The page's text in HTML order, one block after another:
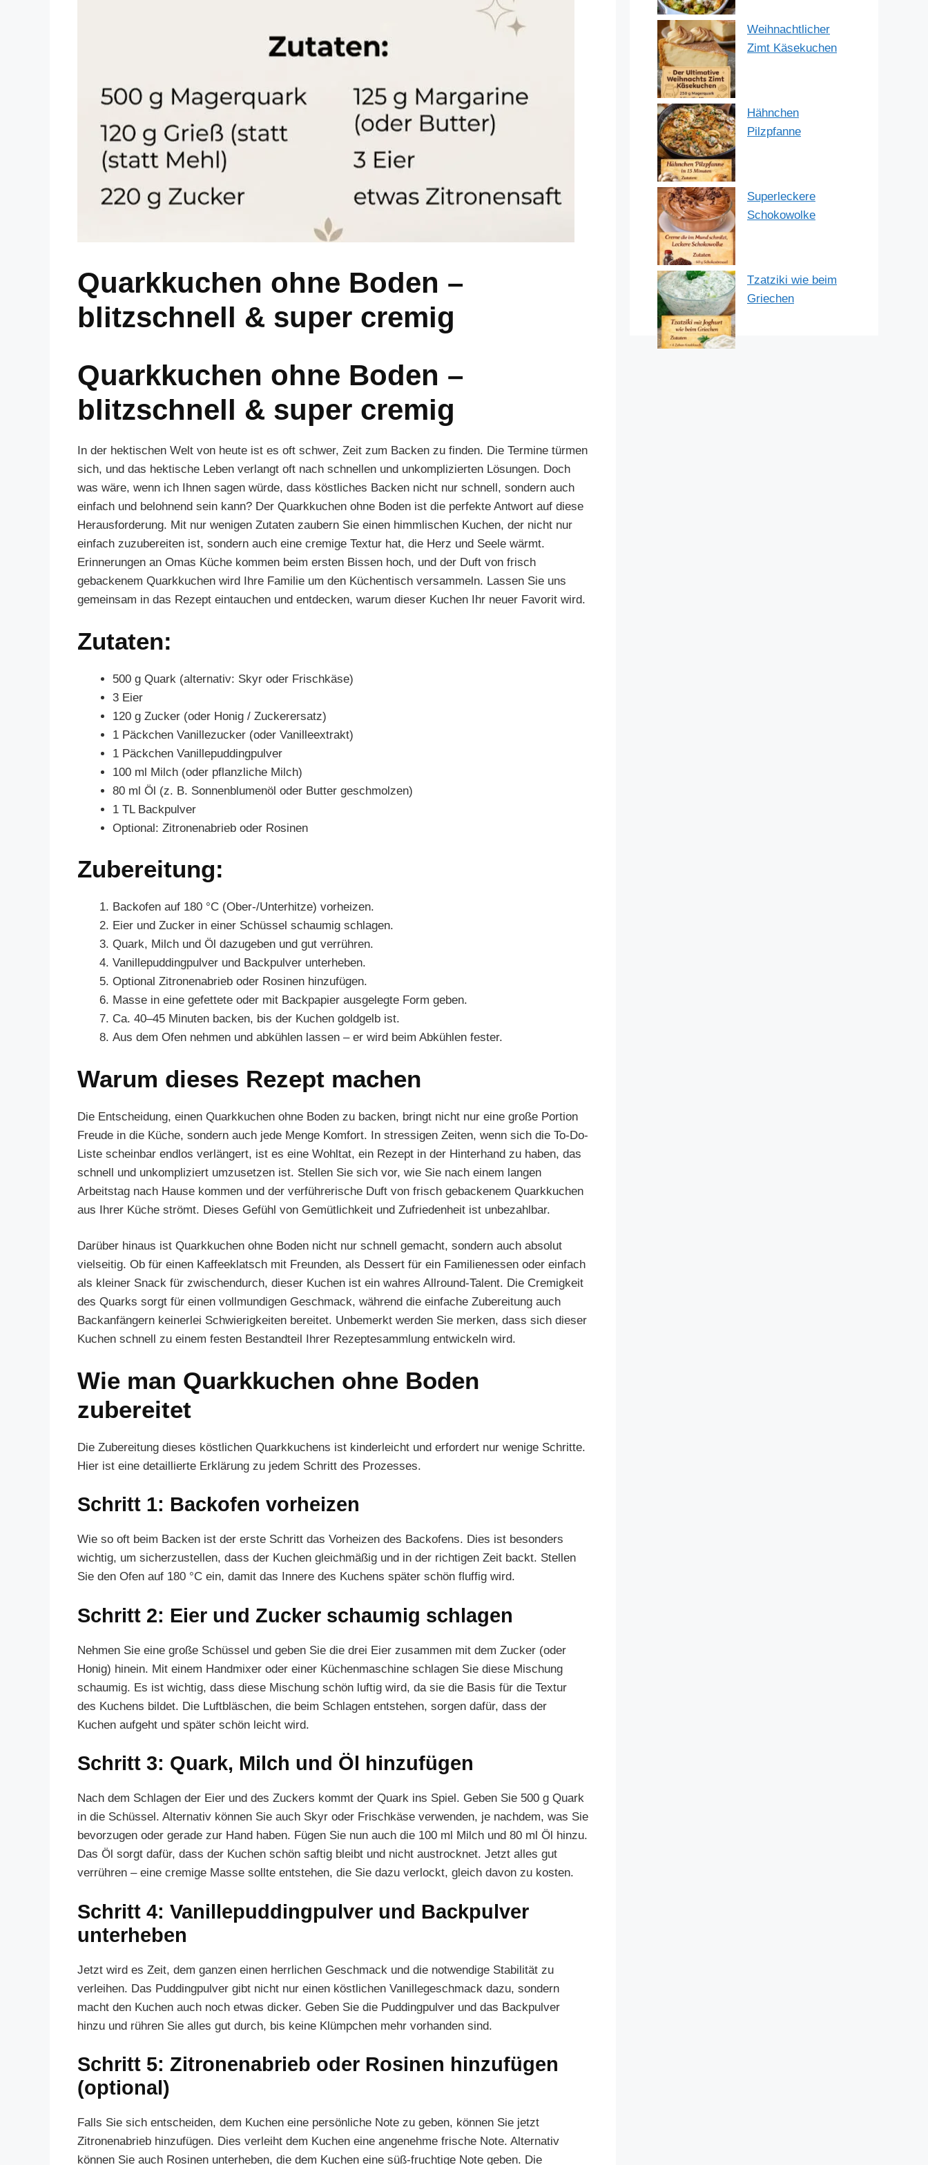
Quarkkuchen ohne Boden –
blitzschnell & super cremig
Quarkkuchen ohne Boden –
blitzschnell & super cremig
In der hektischen Welt von heute ist es oft schwer, Zeit zum Backen zu finden. Die Termine türmen
sich, und das hektische Leben verlangt oft nach schnellen und unkomplizierten Lösungen. Doch
was wäre, wenn ich Ihnen sagen würde, dass köstliches Backen nicht nur schnell, sondern auch
einfach und belohnend sein kann? Der Quarkkuchen ohne Boden ist die perfekte Antwort auf diese
Herausforderung. Mit nur wenigen Zutaten zaubern Sie einen himmlischen Kuchen, der nicht nur
einfach zuzubereiten ist, sondern auch eine cremige Textur hat, die Herz und Seele wärmt.
Erinnerungen an Omas Küche kommen beim ersten Bissen hoch, und der Duft von frisch
gebackenem Quarkkuchen wird Ihre Familie um den Küchentisch versammeln. Lassen Sie uns
gemeinsam in das Rezept eintauchen und entdecken, warum dieser Kuchen Ihr neuer Favorit wird.
Zutaten:
500 g Quark (alternativ: Skyr oder Frischkäse)
3 Eier
120 g Zucker (oder Honig / Zuckerersatz)
1 Päckchen Vanillezucker (oder Vanilleextrakt)
1 Päckchen Vanillepuddingpulver
100 ml Milch (oder pflanzliche Milch)
80 ml Öl (z. B. Sonnenblumenöl oder Butter geschmolzen)
1 TL Backpulver
Optional: Zitronenabrieb oder Rosinen
Zubereitung:
Backofen auf 180 °C (Ober-/Unterhitze) vorheizen.
Eier und Zucker in einer Schüssel schaumig schlagen.
Quark, Milch und Öl dazugeben und gut verrühren.
Vanillepuddingpulver und Backpulver unterheben.
Optional Zitronenabrieb oder Rosinen hinzufügen.
Masse in eine gefettete oder mit Backpapier ausgelegte Form geben.
Ca. 40–45 Minuten backen, bis der Kuchen goldgelb ist.
Aus dem Ofen nehmen und abkühlen lassen – er wird beim Abkühlen fester.
Warum dieses Rezept machen
Die Entscheidung, einen Quarkkuchen ohne Boden zu backen, bringt nicht nur eine große Portion
Freude in die Küche, sondern auch jede Menge Komfort. In stressigen Zeiten, wenn sich die To-Do-
Liste scheinbar endlos verlängert, ist es eine Wohltat, ein Rezept in der Hinterhand zu haben, das
schnell und unkompliziert umzusetzen ist. Stellen Sie sich vor, wie Sie nach einem langen
Arbeitstag nach Hause kommen und der verführerische Duft von frisch gebackenem Quarkkuchen
aus Ihrer Küche strömt. Dieses Gefühl von Gemütlichkeit und Zufriedenheit ist unbezahlbar.
Darüber hinaus ist Quarkkuchen ohne Boden nicht nur schnell gemacht, sondern auch absolut
vielseitig. Ob für einen Kaffeeklatsch mit Freunden, als Dessert für ein Familienessen oder einfach
als kleiner Snack für zwischendurch, dieser Kuchen ist ein wahres Allround-Talent. Die Cremigkeit
des Quarks sorgt für einen vollmundigen Geschmack, während die einfache Zubereitung auch
Backanfängern keinerlei Schwierigkeiten bereitet. Unbemerkt werden Sie merken, dass sich dieser
Kuchen schnell zu einem festen Bestandteil Ihrer Rezeptesammlung entwickeln wird.
Wie man Quarkkuchen ohne Boden
zubereitet
Die Zubereitung dieses köstlichen Quarkkuchens ist kinderleicht und erfordert nur wenige Schritte.
Hier ist eine detaillierte Erklärung zu jedem Schritt des Prozesses.
Schritt 1: Backofen vorheizen
Wie so oft beim Backen ist der erste Schritt das Vorheizen des Backofens. Dies ist besonders
wichtig, um sicherzustellen, dass der Kuchen gleichmäßig und in der richtigen Zeit backt. Stellen
Sie den Ofen auf 180 °C ein, damit das Innere des Kuchens später schön fluffig wird.
Schritt 2: Eier und Zucker schaumig schlagen
Nehmen Sie eine große Schüssel und geben Sie die drei Eier zusammen mit dem Zucker (oder
Honig) hinein. Mit einem Handmixer oder einer Küchenmaschine schlagen Sie diese Mischung
schaumig. Es ist wichtig, dass diese Mischung schön luftig wird, da sie die Basis für die Textur
des Kuchens bildet. Die Luftbläschen, die beim Schlagen entstehen, sorgen dafür, dass der
Kuchen aufgeht und später schön leicht wird.
Schritt 3: Quark, Milch und Öl hinzufügen
Nach dem Schlagen der Eier und des Zuckers kommt der Quark ins Spiel. Geben Sie 500 g Quark
in die Schüssel. Alternativ können Sie auch Skyr oder Frischkäse verwenden, je nachdem, was Sie
bevorzugen oder gerade zur Hand haben. Fügen Sie nun auch die 100 ml Milch und 80 ml Öl hinzu.
Das Öl sorgt dafür, dass der Kuchen schön saftig bleibt und nicht austrocknet. Jetzt alles gut
verrühren – eine cremige Masse sollte entstehen, die Sie dazu verlockt, gleich davon zu kosten.
Schritt 4: Vanillepuddingpulver und Backpulver
unterheben
Jetzt wird es Zeit, dem ganzen einen herrlichen Geschmack und die notwendige Stabilität zu
verleihen. Das Puddingpulver gibt nicht nur einen köstlichen Vanillegeschmack dazu, sondern
macht den Kuchen auch noch etwas dicker. Geben Sie die Puddingpulver und das Backpulver
hinzu und rühren Sie alles gut durch, bis keine Klümpchen mehr vorhanden sind.
Schritt 5: Zitronenabrieb oder Rosinen hinzufügen
(optional)
Falls Sie sich entscheiden, dem Kuchen eine persönliche Note zu geben, können Sie jetzt
Zitronenabrieb hinzufügen. Dies verleiht dem Kuchen eine angenehme frische Note. Alternativ
können Sie auch Rosinen unterheben, die dem Kuchen eine süß-fruchtige Note geben. Die
Weihnachtlicher
Zimt Käsekuchen
Hähnchen
Pilzpfanne
Superleckere
Schokowolke
Tzatziki wie beim
Griechen